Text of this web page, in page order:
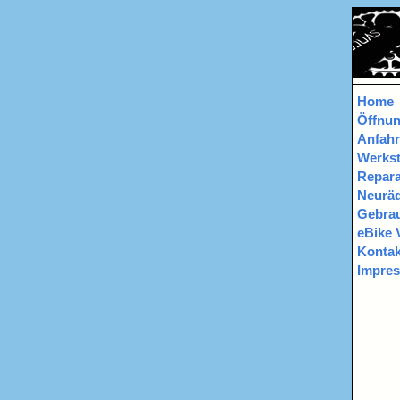
Home
eBike